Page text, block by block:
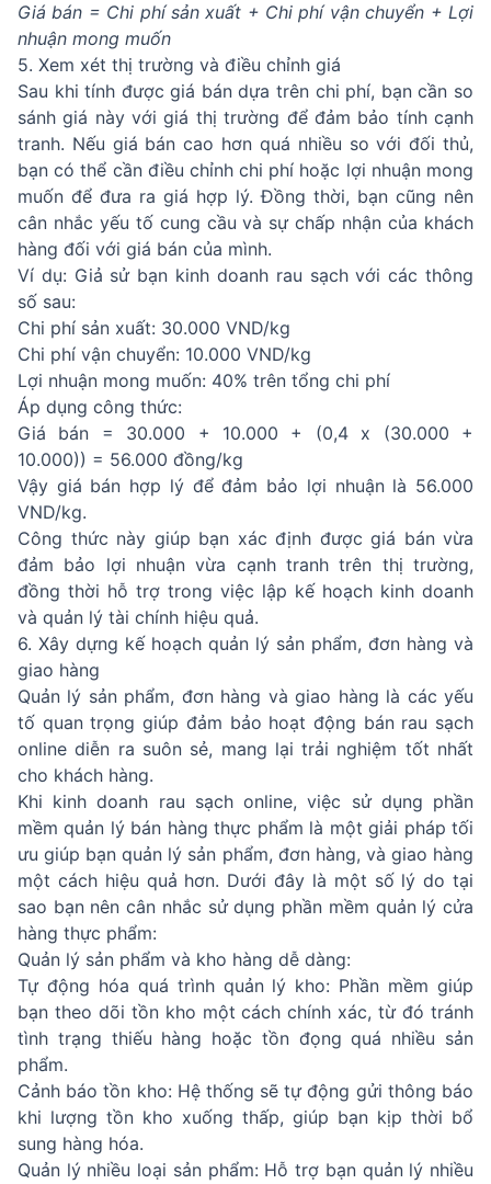
Giá bán = Chi phí sản xuất + Chi phí vận chuyển + Lợi
nhuận mong muốn
5. Xem xét thị trường và điều chỉnh giá
Sau khi tính được giá bán dựa trên chi phí, bạn cần so
sánh giá này với giá thị trường để đảm bảo tính cạnh
tranh. Nếu giá bán cao hơn quá nhiều so với đối thủ,
bạn có thể cần điều chỉnh chi phí hoặc lợi nhuận mong
muốn để đưa ra giá hợp lý. Đồng thời, bạn cũng nên
cân nhắc yếu tố cung cầu và sự chấp nhận của khách
hàng đối với giá bán của mình.
Ví dụ: Giả sử bạn kinh doanh rau sạch với các thông
số sau:
Chi phí sản xuất: 30.000 VND/kg
Chi phí vận chuyển: 10.000 VND/kg
Lợi nhuận mong muốn: 40% trên tổng chi phí
Áp dụng công thức:
Giá bán = 30.000 + 10.000 + (0,4 x (30.000 +
10.000)) = 56.000 đồng/kg
Vậy giá bán hợp lý để đảm bảo lợi nhuận là 56.000
VND/kg.
Công thức này giúp bạn xác định được giá bán vừa
đảm bảo lợi nhuận vừa cạnh tranh trên thị trường,
đồng thời hỗ trợ trong việc lập kế hoạch kinh doanh
và quản lý tài chính hiệu quả.
6. Xây dựng kế hoạch quản lý sản phẩm, đơn hàng và
giao hàng
Quản lý sản phẩm, đơn hàng và giao hàng là các yếu
tố quan trọng giúp đảm bảo hoạt động bán rau sạch
online diễn ra suôn sẻ, mang lại trải nghiệm tốt nhất
cho khách hàng.
Khi kinh doanh rau sạch online, việc sử dụng phần
mềm quản lý bán hàng thực phẩm là một giải pháp tối
ưu giúp bạn quản lý sản phẩm, đơn hàng, và giao hàng
một cách hiệu quả hơn. Dưới đây là một số lý do tại
sao bạn nên cân nhắc sử dụng phần mềm quản lý cửa
hàng thực phẩm:
Quản lý sản phẩm và kho hàng dễ dàng:
Tự động hóa quá trình quản lý kho: Phần mềm giúp
bạn theo dõi tồn kho một cách chính xác, từ đó tránh
tình trạng thiếu hàng hoặc tồn đọng quá nhiều sản
phẩm.
Cảnh báo tồn kho: Hệ thống sẽ tự động gửi thông báo
khi lượng tồn kho xuống thấp, giúp bạn kịp thời bổ
sung hàng hóa.
Quản lý nhiều loại sản phẩm: Hỗ trợ bạn quản lý nhiều